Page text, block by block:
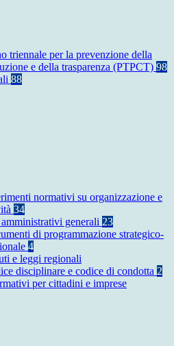
triennale per la prevenzione della
e della trasparenza (PTPCT) 98
88
normativi su organizzazione e
34
generali 23
di programmazione strategico-
4
e leggi regionali
disciplinare e codice di condotta 2
per cittadini e imprese